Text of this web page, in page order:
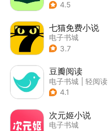
4.5
七猫免费小说
电子书城
3.7
豆瓣阅读
电子书城
轻阅读
4.1
次元姬小说
电子书城